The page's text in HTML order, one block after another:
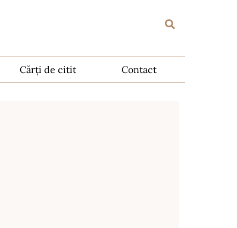
Cărți de citit Contact